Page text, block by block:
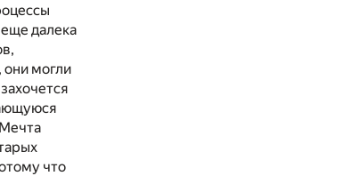
далека
они могли
что